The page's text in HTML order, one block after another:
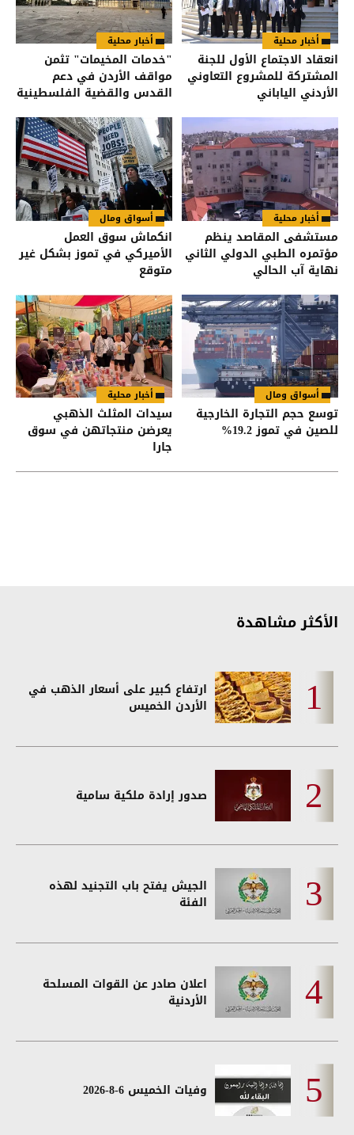
أخبار محلية
انعقاد الاجتماع الأول للجنة
المشتركة للمشروع التعاوني
الأردني الياباني
أخبار محلية
"خدمات المخيمات" تثمن
مواقف الأردن في دعم
القدس والقضية الفلسطينية
أخبار محلية
مستشفى المقاصد ينظم
مؤتمره الطبي الدولي الثاني
نهاية آب الحالي
أسواق ومال
انكماش سوق العمل
الأميركي في تموز بشكل غير
متوقع
أسواق ومال
توسع حجم التجارة الخارجية
للصين في تموز 19.2%
أخبار محلية
سيدات المثلث الذهبي
يعرضن منتجاتهن في سوق
جارا
الأكثر مشاهدة
ارتفاع كبير على أسعار الذهب في
الأردن الخميس
صدور إرادة ملكية سامية
الجيش يفتح باب التجنيد لهذه
الفئة
اعلان صادر عن القوات المسلحة
الأردنية
وفيات الخميس 6-8-2026